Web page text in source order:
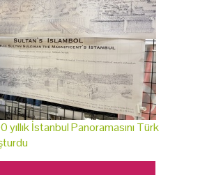
İstanbul Panoramasını Türk